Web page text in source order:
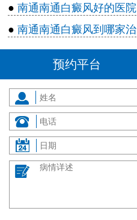
● 南通南通白癜风好的医院
● 南通南通白癜风到哪家治
预约平台